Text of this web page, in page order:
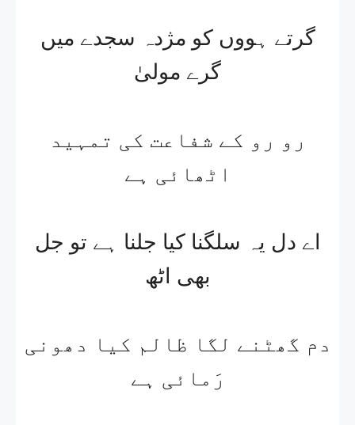
گرتے ہووں کو مژدہ سجدے میں
گرے مولیٰ
رو رو کے شفاعت کی تمہید
اٹھائی ہے
اے دل یہ سلگنا کیا جلنا ہے تو جل
بھی اٹھ
دم گھٹنے لگا ظالم کیا دھونی
رَمائی ہے